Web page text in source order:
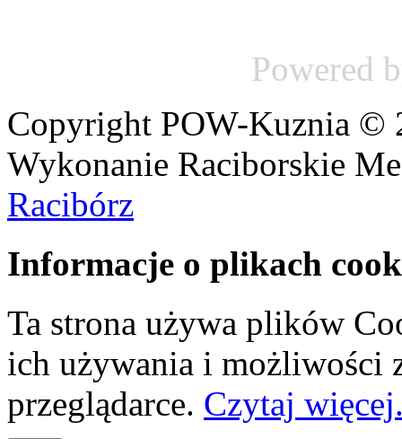
Powered
Copyright POW-Kuznia ©
Wykonanie Raciborskie
Racibórz
Informacje o plikach
Ta strona używa plików
ich używania i możliwości
przeglądarce. Czytaj